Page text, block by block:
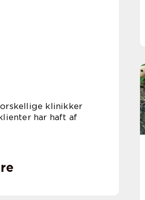
klinikker
har haft af